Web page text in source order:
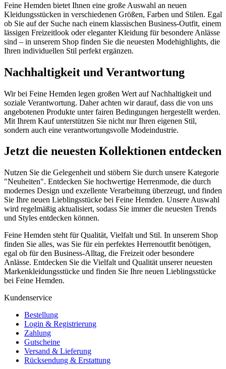
Feine Hemden bietet Ihnen eine große Auswahl an neuen
Kleidungsstücken in verschiedenen Größen, Farben und Stilen. Egal
ob Sie auf der Suche nach einem klassischen Business-Outfit, einem
lässigen Freizeitlook oder eleganter Kleidung für besondere Anlässe
sind – in unserem Shop finden Sie die neuesten Modehighlights, die
Ihren individuellen Stil perfekt ergänzen.
Nachhaltigkeit und Verantwortung
Wir bei Feine Hemden legen großen Wert auf Nachhaltigkeit und
soziale Verantwortung. Daher achten wir darauf, dass die von uns
angebotenen Produkte unter fairen Bedingungen hergestellt werden.
Mit Ihrem Kauf unterstützen Sie nicht nur Ihren eigenen Stil,
sondern auch eine verantwortungsvolle Modeindustrie.
Jetzt die neuesten Kollektionen entdecken
Nutzen Sie die Gelegenheit und stöbern Sie durch unsere Kategorie
"Neuheiten". Entdecken Sie hochwertige Herrenmode, die durch
modernes Design und exzellente Verarbeitung überzeugt, und finden
Sie Ihre neuen Lieblingsstücke bei Feine Hemden. Unsere Auswahl
wird regelmäßig aktualisiert, sodass Sie immer die neuesten Trends
und Styles entdecken können.
Feine Hemden steht für Qualität, Vielfalt und Stil. In unserem Shop
finden Sie alles, was Sie für ein perfektes Herrenoutfit benötigen,
egal ob für den Business-Alltag, die Freizeit oder besondere
Anlässe. Entdecken Sie die Vielfalt und Qualität unserer neuesten
Markenkleidungsstücke und finden Sie Ihre neuen Lieblingsstücke
bei Feine Hemden.
Kundenservice
Bestellung
Login & Registrierung
Zahlung
Gutscheine
Versand & Lieferung
Rücksendung & Erstattung